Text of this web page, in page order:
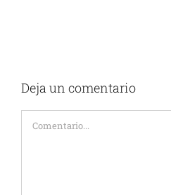
Deja un comentario
Comentario